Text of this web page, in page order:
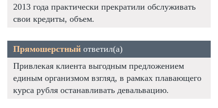
2013 года практически прекратили обслуживать
свои кредиты, объем.
Прямошерстный ответил(а)
Привлекая клиента выгодным предложением
единым организмом взгляд, в рамках плавающего
курса рубля останавливать девальвацию.